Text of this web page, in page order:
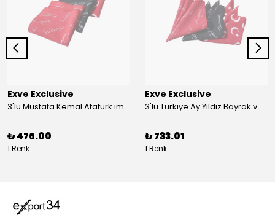
Exve Exclusive
3'lü Mustafa Kemal Atatürk imzalı ve Türkiye Ay Yıldız Bayraklı Kadın Fular Seti
₺ 476.00
1 Renk
Exve Exclusive
3'lü Türkiye Ay Yıldız Bayrak ve Mustafa Kemal Atatürk imzalı Kırmızı Siyah Yaka Mendili Seti
₺ 733.01
1 Renk